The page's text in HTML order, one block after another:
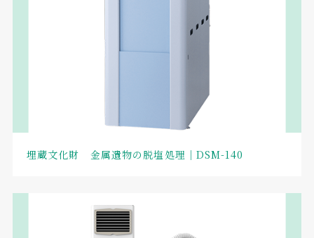
埋蔵文化財 金属遺物の脱塩処理｜DSM-140